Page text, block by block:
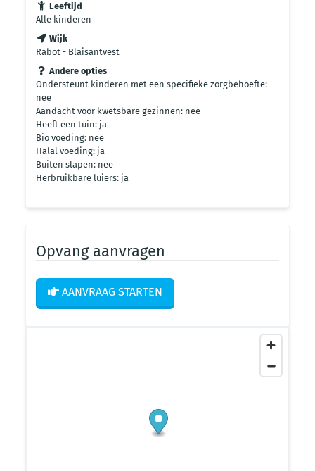
Leeftijd
Alle kinderen
Wijk
Rabot - Blaisantvest
Andere opties
Ondersteunt kinderen met een specifieke zorgbehoefte:
nee
Aandacht voor kwetsbare gezinnen: nee
Heeft een tuin: ja
Bio voeding: nee
Halal voeding: ja
Buiten slapen: nee
Herbruikbare luiers: ja
Opvang aanvragen
AANVRAAG STARTEN